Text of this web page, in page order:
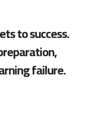
to success.
failure.